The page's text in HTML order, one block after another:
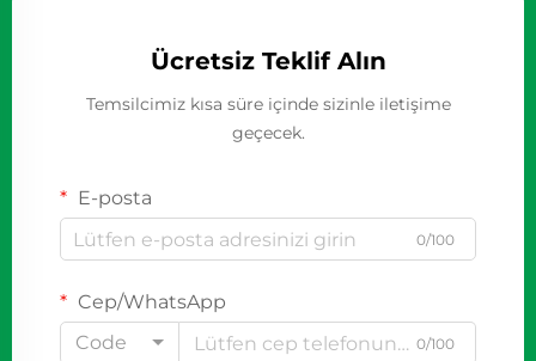
Ücretsiz Teklif Alın
Temsilcimiz kısa süre içinde sizinle iletişime
geçecek.
E-posta
0/100
Cep/WhatsApp
Code
0/100